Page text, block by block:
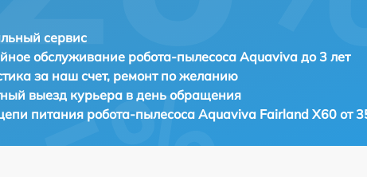
сервис
обслуживание робота-пылесоса Aquaviva до 3 лет
за наш счет, ремонт по желанию
выезд курьера в день обращения
питания робота-пылесоса Aquaviva Fairland X60 от